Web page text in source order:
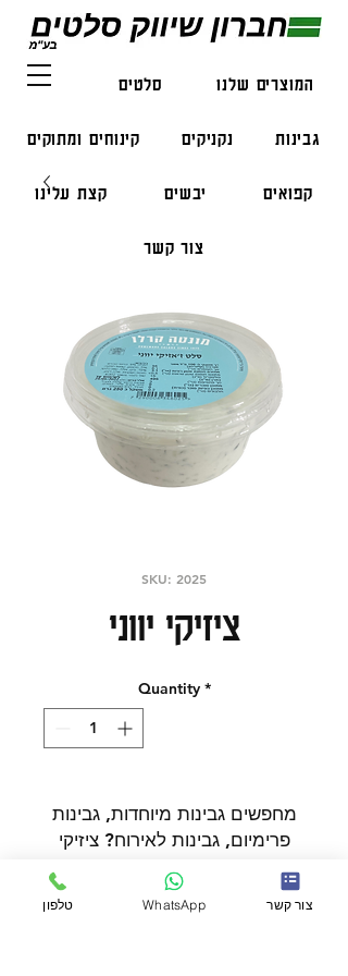
המוצרים שלנו סלטים דגים
גבינות נקניקים קינוחים ומתוקים
קפואים יבשים קצת עלינו
צור קשר
SKU: 2025
ציזיקי יווני
Quantity *
מחפשים גבינות מיוחדות, גבינות
פרימיום, גבינות לאירוח? ציזיקי
יווני הוא בחירה מצוינת מתוך
קטלוג המעדנייה שלנו.
בחירה טובה כאשר רוצים מוצר
כשרות טלפון WhatsApp צור קשר